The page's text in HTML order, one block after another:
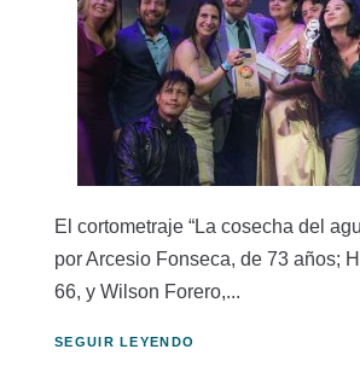
El cortometraje “La cosecha del
por Arcesio Fonseca, de 73 años;
66, y Wilson Forero,...
SEGUIR LEYENDO